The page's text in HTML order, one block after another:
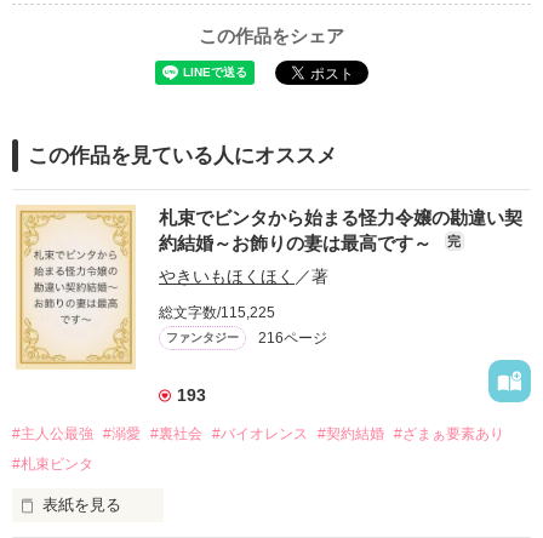
この作品をシェア
この作品を見ている人にオススメ
札束でビンタから始まる怪力令嬢の勘違い契
約結婚～お飾りの妻は最高です～
完
やきいもほくほく ／著
総文字数/115,225
ファンタジー 216ページ
193
#主人公最強 #溺愛 #裏社会 #バイオレンス #契約結婚 #ざまぁ要素あり
#札束ビンタ
表紙を見る